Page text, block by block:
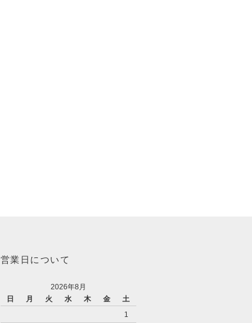
営業日について
2026年8月
日
月 火 水 木 金
土
1